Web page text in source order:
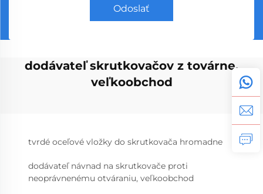
Odoslať
dodávateľ skrutkovačov z továrne,
veľkoobchod
tvrdé oceľové vložky do skrutkovača hromadne
dodávateľ návnad na skrutkovače proti
neoprávnenému otváraniu, veľkoobchod